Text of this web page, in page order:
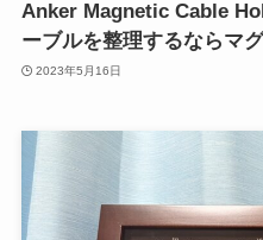
Anker Magnetic Cable
ーブルを整理するならマ
2023年5月16日